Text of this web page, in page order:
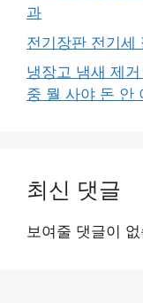
과
전기장판 전기세
냉장고 냄새 제
중 뭘 사야 돈 안
최신 댓글
보여줄 댓글이